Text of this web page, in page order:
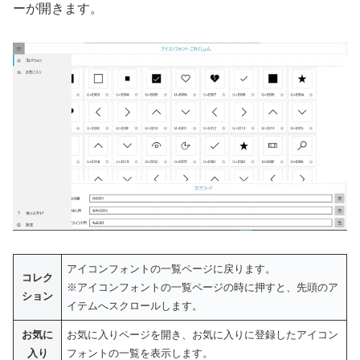
ーが開きます。
コレク
ション
アイコンフォントの一覧ページに戻ります。
※アイコンフォントの一覧ページの時に押すと、先頭のア
イテムへスクロールします。
お気に
入り
お気に入りページを開き、お気に入りに登録したアイコン
フォントの一覧を表示します。